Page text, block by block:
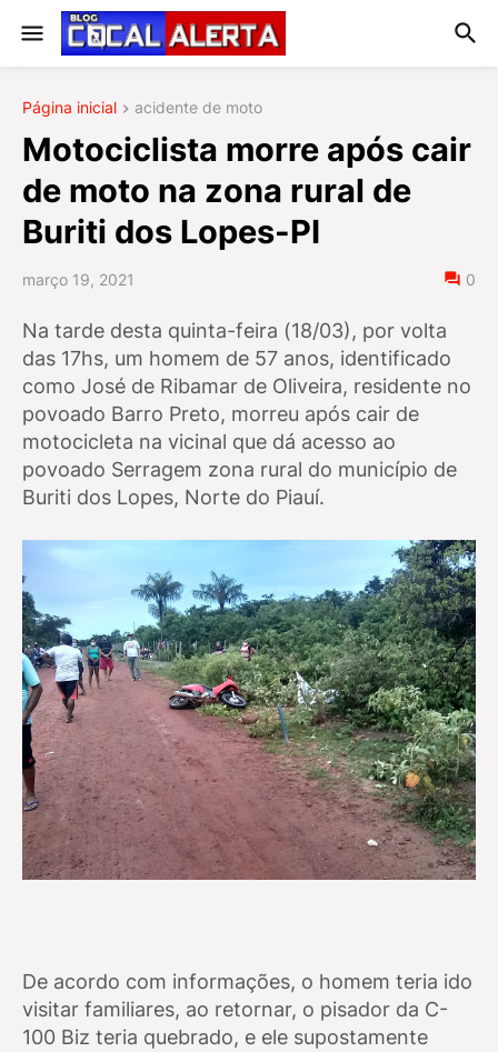
Página inicial acidente de moto
Motociclista morre após cair
de moto na zona rural de
Buriti dos Lopes-PI
março 19, 2021 0
Na tarde desta quinta-feira (18/03), por volta
das 17hs, um homem de 57 anos, identificado
como José de Ribamar de Oliveira, residente no
povoado Barro Preto, morreu após cair de
motocicleta na vicinal que dá acesso ao
povoado Serragem zona rural do município de
Buriti dos Lopes, Norte do Piauí.
De acordo com informações, o homem teria ido
visitar familiares, ao retornar, o pisador da C-
100 Biz teria quebrado, e ele supostamente